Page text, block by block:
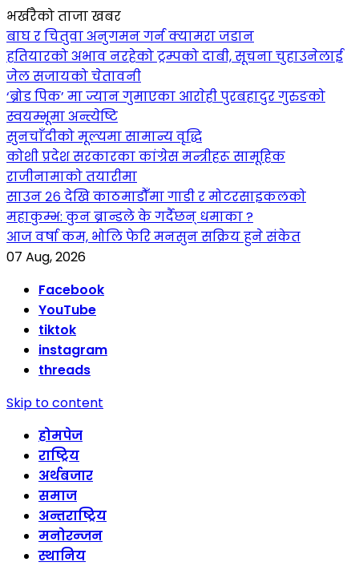
भर्खरैको ताजा खबर
बाघ र चितुवा अनुगमन गर्न क्यामरा जडान
हतियारको अभाव नरहेको ट्रम्पको दाबी, सूचना चुहाउनेलाई
जेल सजायको चेतावनी
‘ब्रोड पिक’ मा ज्यान गुमाएका आराेही पुरबहादुर गुरुङको
स्वयम्भूमा अन्त्येष्टि
सुनचाँदीको मूल्यमा सामान्य वृद्धि
कोशी प्रदेश सरकारका कांग्रेस मन्त्रीहरू सामूहिक
राजीनामाको तयारीमा
साउन २६ देखि काठमाडौँमा गाडी र मोटरसाइकलको
महाकुम्भ: कुन ब्रान्डले के गर्दैछन् धमाका ?
आज वर्षा कम, भोलि फेरि मनसुन सक्रिय हुने संकेत
07 Aug, 2026
Facebook
YouTube
tiktok
instagram
threads
Skip to content
होमपेज
राष्ट्रिय
अर्थबजार
समाज
अन्तराष्ट्रिय
मनोरन्जन
स्थानिय